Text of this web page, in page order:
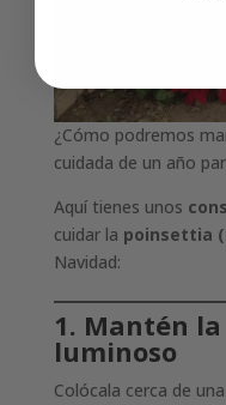
¿Cómo podremos
cuidada de un año
Aquí tienes unos
cuidar la poinsettia
Navidad:
1. Mantén
luminoso
Colócala cerca de